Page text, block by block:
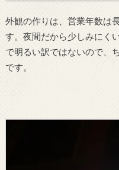
外観の作りは、営業年数は
す。夜間だから少しみにく
で明るい訳ではないので、
です。